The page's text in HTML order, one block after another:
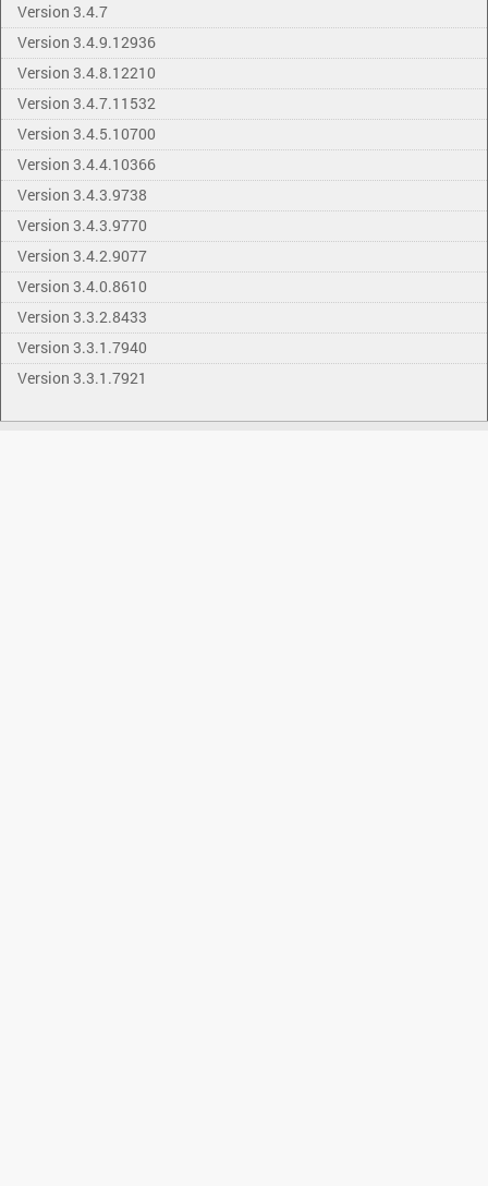
Version 3.4.7
Version 3.4.9.12936
Version 3.4.8.12210
Version 3.4.7.11532
Version 3.4.5.10700
Version 3.4.4.10366
Version 3.4.3.9738
Version 3.4.3.9770
Version 3.4.2.9077
Version 3.4.0.8610
Version 3.3.2.8433
Version 3.3.1.7940
Version 3.3.1.7921